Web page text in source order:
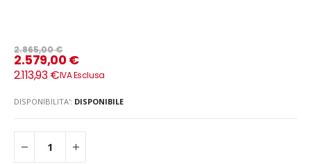
2.865,00 €
2.579,00 €
2.113,93 €
DISPONIBILITA': DISPONIBILE